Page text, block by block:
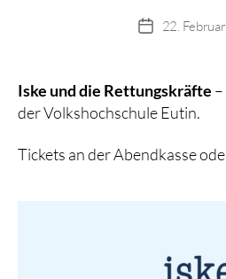
Beitragsdatum
22.
Iske und die Rettungskräfte
der Volkshochschule Eutin.
Tickets an der Abendkasse